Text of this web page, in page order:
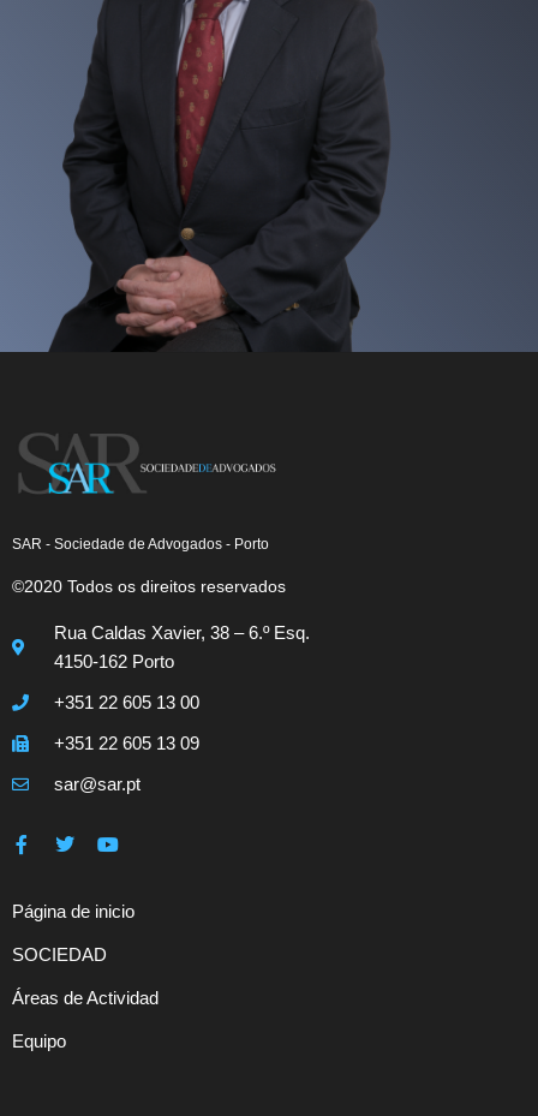
SAR - Sociedade de Advogados - Porto
©2020 Todos os direitos reservados
Rua Caldas Xavier, 38 – 6.º Esq.
4150-162 Porto
+351 22 605 13 00
+351 22 605 13 09
sar@sar.pt
Página de inicio
SOCIEDAD
Áreas de Actividad
Equipo